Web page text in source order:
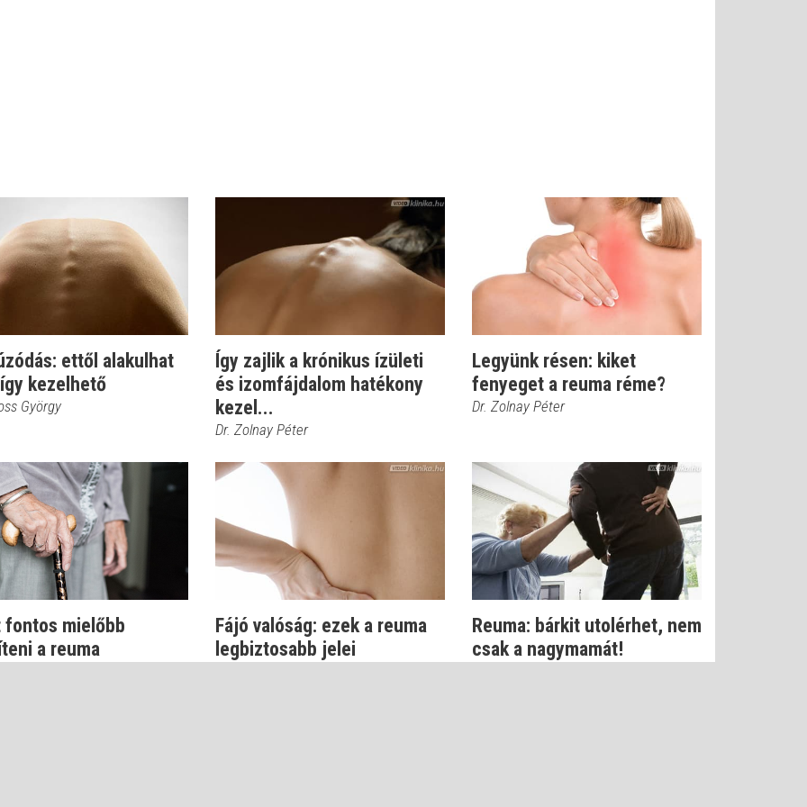
ettől alakulhat
kezelhető
György
Így zajlik a krónikus ízületi
és izomfájdalom hatékony
kezel...
Dr. Zolnay Péter
Legyünk résen: kiket
fenyeget a reuma réme?
Dr. Zolnay Péter
fontos mielőbb
a reuma
Fájó valóság: ezek a reuma
legbiztosabb jelei
Reuma: bárkit utolérhet, nem
csak a nagymamát!